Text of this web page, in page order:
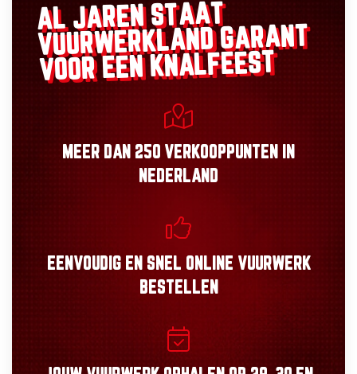
AL JAREN STAAT
VUURWERKLANDGARANT
VOOR EEN KNALFEEST
MEER DAN 250 VERKOOPPUNTEN IN
NEDERLAND
EENVOUDIGEN SNEL ONLINE VUURWERK
BESTELLEN